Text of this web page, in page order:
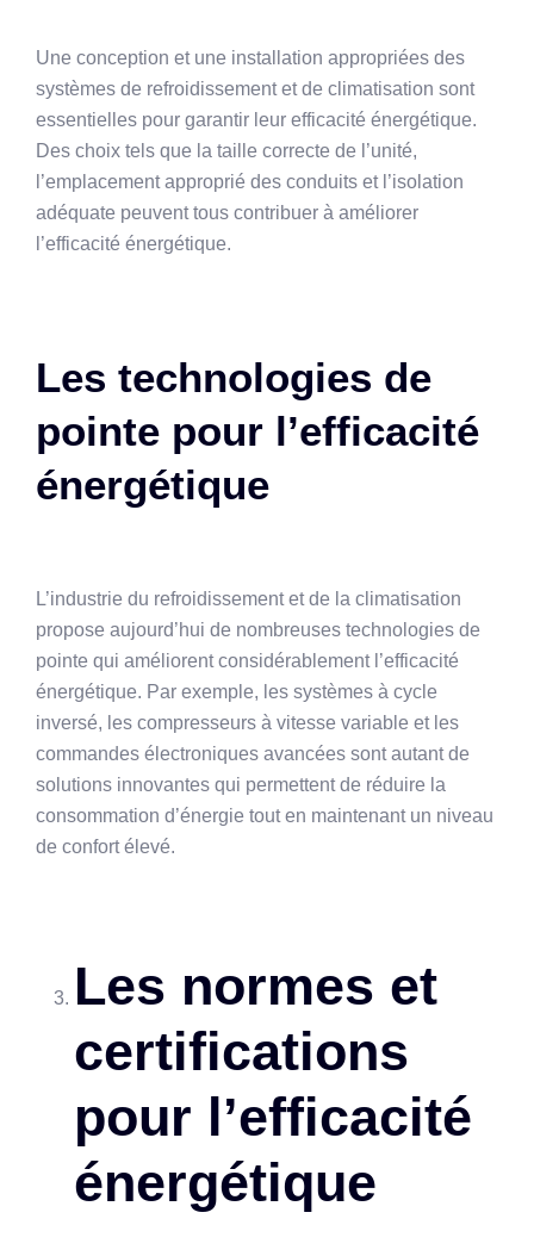
Une conception et une installation appropriées des
systèmes de refroidissement et de climatisation sont
essentielles pour garantir leur efficacité énergétique.
Des choix tels que la taille correcte de l’unité,
l’emplacement approprié des conduits et l’isolation
adéquate peuvent tous contribuer à améliorer
l’efficacité énergétique.
Les technologies de
pointe pour l’efficacité
énergétique
L’industrie du refroidissement et de la climatisation
propose aujourd’hui de nombreuses technologies de
pointe qui améliorent considérablement l’efficacité
énergétique. Par exemple, les systèmes à cycle
inversé, les compresseurs à vitesse variable et les
commandes électroniques avancées sont autant de
solutions innovantes qui permettent de réduire la
consommation d’énergie tout en maintenant un niveau
de confort élevé.
Les normes et
certifications
pour l’efficacité
énergétique